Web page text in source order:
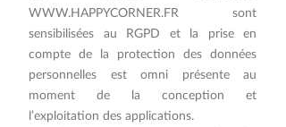
WWW.HAPPYCORNER.FR sont
sensibilisées au RGPD et la prise en
compte de la protection des données
personnelles est omni présente au
moment de la conception et
l’exploitation des applications.